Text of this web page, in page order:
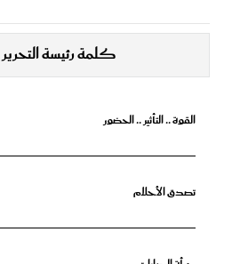
كلمة رئيسة التحرير
القوة .. التأثير .. الحضور
تصدق الأحلام